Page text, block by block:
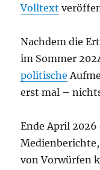
Volltext
Nachdem die
im Sommer
politische
erst mal –
Ende April
von Vorwürfen